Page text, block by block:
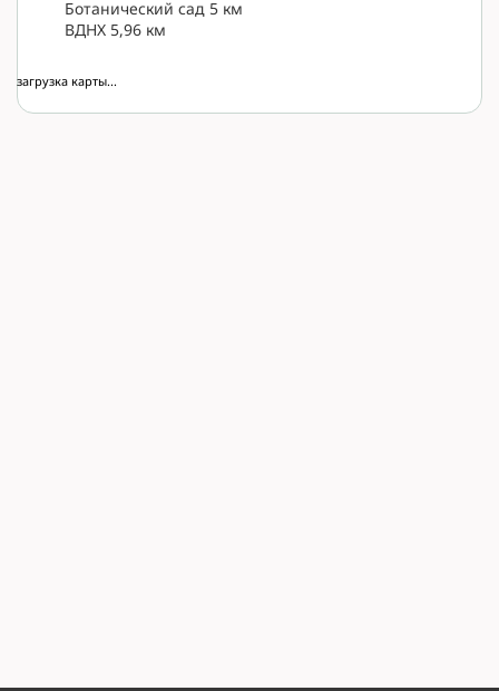
Ботанический сад 5 км
ВДНХ 5,96 км
загрузка карты...